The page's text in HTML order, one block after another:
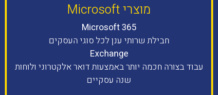
מוצרי Microsoft​
Microsoft 365
חבילת שרותי ענן לכל סוגי העסקים
Exchange
עבוד בצורה חכמה יותר באמצעות דואר אלקטרוני ולוחות
שנה עסקיים